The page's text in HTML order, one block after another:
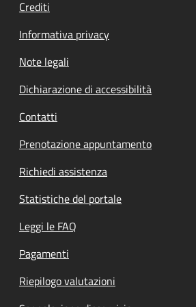
Crediti
Informativa privacy
Note legali
Dichiarazione di accessibilità
Contatti
Prenotazione appuntamento
Richiedi assistenza
Statistiche del portale
Leggi le FAQ
Pagamenti
Riepilogo valutazioni